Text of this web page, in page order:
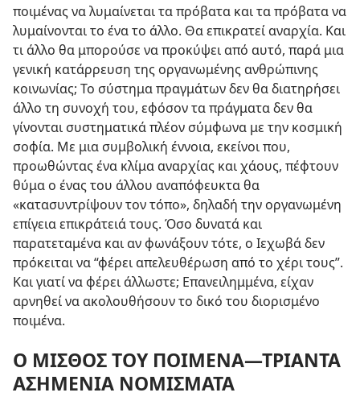
ποιμένας να λυμαίνεται τα πρόβατα και τα πρόβατα να
λυμαίνονται το ένα το άλλο. Θα επικρατεί αναρχία. Και
τι άλλο θα μπορούσε να προκύψει από αυτό, παρά μια
γενική κατάρρευση της οργανωμένης ανθρώπινης
κοινωνίας; Το σύστημα πραγμάτων δεν θα διατηρήσει
άλλο τη συνοχή του, εφόσον τα πράγματα δεν θα
γίνονται συστηματικά πλέον σύμφωνα με την κοσμική
σοφία. Με μια συμβολική έννοια, εκείνοι που,
προωθώντας ένα κλίμα αναρχίας και χάους, πέφτουν
θύμα ο ένας του άλλου αναπόφευκτα θα
«κατασυντρίψουν τον τόπο», δηλαδή την οργανωμένη
επίγεια επικράτειά τους. Όσο δυνατά και
παρατεταμένα και αν φωνάξουν τότε, ο Ιεχωβά δεν
πρόκειται να “φέρει απελευθέρωση από το χέρι τους”.
Και γιατί να φέρει άλλωστε; Επανειλημμένα, είχαν
αρνηθεί να ακολουθήσουν το δικό του διορισμένο
ποιμένα.
Ο ΜΙΣΘΟΣ ΤΟΥ ΠΟΙΜΕΝΑ​—⁠ΤΡΙΑΝΤΑ
ΑΣΗΜΕΝΙΑ ΝΟΜΙΣΜΑΤΑ